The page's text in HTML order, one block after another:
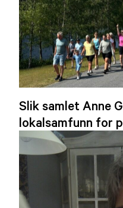
Slik samlet Anne
lokalsamfunn for